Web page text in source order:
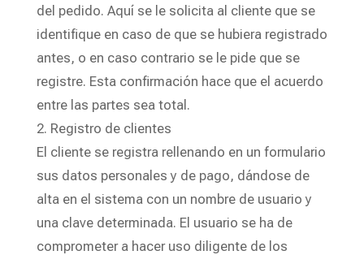
del pedido. Aquí se le solicita al cliente que se
identifique en caso de que se hubiera registrado
antes, o en caso contrario se le pide que se
registre. Esta confirmación hace que el acuerdo
entre las partes sea total.
2. Registro de clientes
El cliente se registra rellenando en un formulario
sus datos personales y de pago, dándose de
alta en el sistema con un nombre de usuario y
una clave determinada. El usuario se ha de
comprometer a hacer uso diligente de los